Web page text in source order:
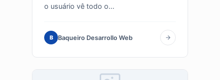
o usuário vê todo o...
B Baqueiro Desarrollo Web